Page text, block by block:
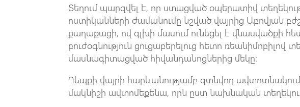
Տեղում պարզվել է, որ ստացված օպերատիվ
ոստիկանների ժամանումը նշված վայրից Աբովյան
քաղաքացի, ով գլխի մասում ունեցել է վնասվածքի
բուժօգնություն ցուցաբերելուց հետո
մասնագիտացված հիվանդանոցներից մեկը։
Դեպքի վայրի հարևանությամբ գտնվող ավտոտնակում
մակնիշի ավտոմեքենա, որն ըստ նախնական